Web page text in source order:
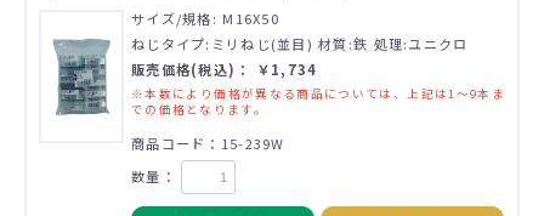
サイズ/規格: M16X50
ねじタイプ:ミリねじ(並目) 材質:鉄 処理:ユニクロ
販売価格(税込)： ￥1,734
※本数により価格が異なる商品については、上記は1～9本ま
での価格となります。
商品コード：15-239W
数量：